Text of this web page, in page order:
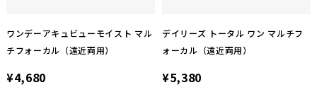
ワンデーアキュビューモイスト マル
チフォーカル（遠近両用）
¥4,680
デイリーズ トータル ワン マルチフ
ォーカル（遠近両用）
¥5,380